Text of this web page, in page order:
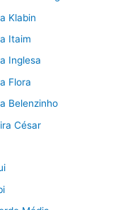
Klabin
Itaim
Inglesa
Flora
Belenzinho
César